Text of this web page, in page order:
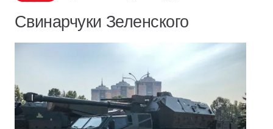
Свинарчуки Зеленского